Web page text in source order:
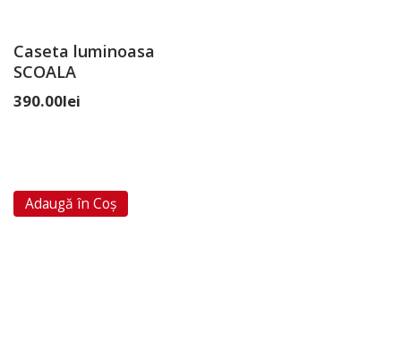
Caseta luminoasa
SCOALA
390.00lei
Adaugă în Coș